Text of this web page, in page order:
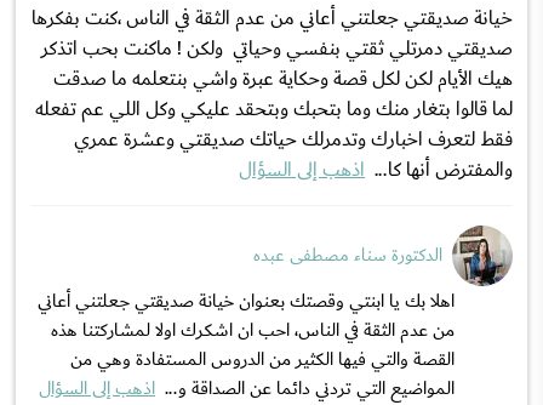
خيانة صديقتي جعلتني أعاني من عدم الثقة في الناس ،كنت بفكرها
صديقتي دمرتلي ثقتي بنفسي وحياتي ولكن ! ماكنت بحب اتذكر
هيك الأيام لكن لكل قصة وحكاية عبرة واشي بنتعلمه ما صدقت
لما قالوا بتغار منك وما بتحبك وبتحقد عليكي وكل اللي عم تفعله
فقط لتعرف اخبارك وتدمرلك حياتك صديقتي وعشرة عمري
والمفترض أنها كا... اذهب إلى السؤال
الدكتورة سناء مصطفى عبده
اهلا بك يا ابنتي وقصتك بعنوان خيانة صديقتي جعلتني أعاني
من عدم الثقة في الناس، احب ان اشكرك اولا لمشاركتنا هذه
القصة والتي فيها الكثير من الدروس المستفادة وهي من
المواضيع التي تردني دائما عن الصداقة و... اذهب إلى السؤال